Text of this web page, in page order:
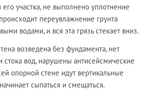
участка, не выполнено уплотнение
переувлажнение грунта
водами, и вся эта грязь стекает вниз.
возведена без фундамента, нет
стока вод, нарушены антисейсмические
опорной стене идут вертикальные
сыпаться и смещаться.